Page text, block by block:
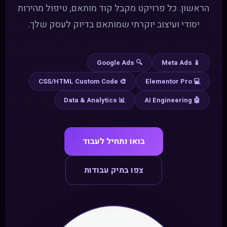
הראשון. כל פרויקט מקבל קוד מותאם, טיפול מהירות
יסודי ועיצוב יוקרתי שמותאם בדיוק לעסק שלך.
📱 Meta Ads
🔍 Google Ads
💻 Elementor Pro
🎨 CSS/HTML Custom Code
🤖 AI Engineering
📊 Data & Analytics
בואו נתחיל לעבוד
צפו בתיק עבודות